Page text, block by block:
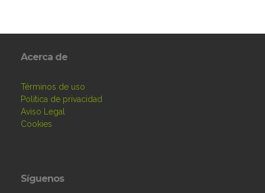
Acerca de
Términos de uso
Política de privacidad
Aviso Legal
Cookies
Síguenos